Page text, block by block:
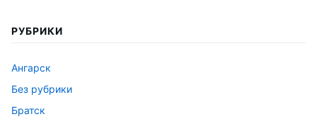
РУБРИКИ
Ангарск
Без рубрики
Братск